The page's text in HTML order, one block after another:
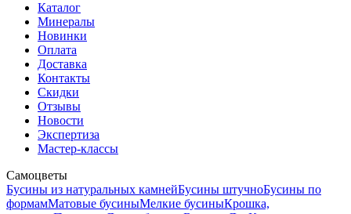
Каталог
Минералы
Новинки
Оплата
Доставка
Контакты
Скидки
Отзывы
Новости
Экспертиза
Мастер-классы
Самоцветы
Бусины из натуральных камнейБусины штучноБусины по
формамМатовые бусиныМелкие бусиныКрошка,